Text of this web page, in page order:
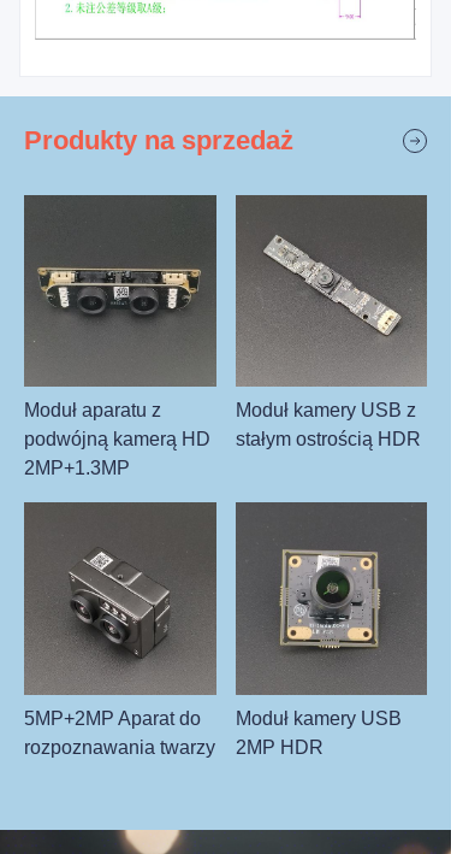
Produkty na sprzedaż
Moduł aparatu z
podwójną kamerą HD
2MP+1.3MP
Moduł kamery USB z
stałym ostrością HDR
5MP+2MP Aparat do
rozpoznawania twarzy
Moduł kamery USB
2MP HDR